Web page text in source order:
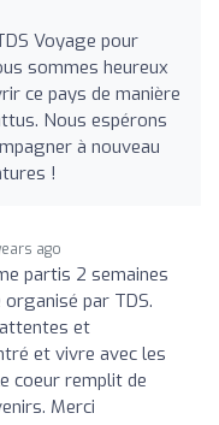
Voyage pour
sommes heureux
ce pays de manière
Nous espérons
à nouveau
!
ago
partis 2 semaines
par TDS.
et
et vivre avec les
coeur remplit de
Merci